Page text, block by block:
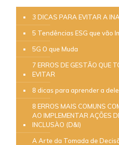
3 DICAS PARA EVITAR A
5 Tendências ESG que vão
5G O que Muda
7 ERROS DE GESTÃO QUE
EVITAR
8 dicas para aprender a
8 ERROS MAIS COMUNS
AO IMPLEMENTAR AÇÕES
INCLUSÀO (D&I)
A Arte da Tomada de